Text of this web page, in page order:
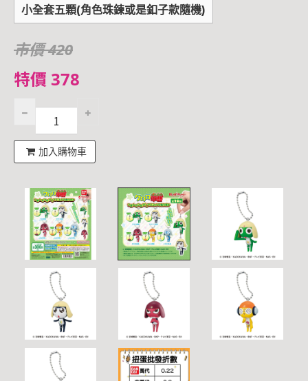
小全套五顆(角色珠鍊或是釦子款隨機)
市價 420
特價 378
加入購物車